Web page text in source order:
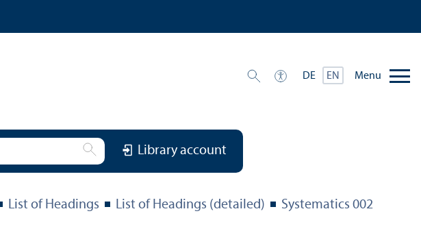
DE EN Menu
Library account
List of Headings List of Headings (detailed) Systematics 002